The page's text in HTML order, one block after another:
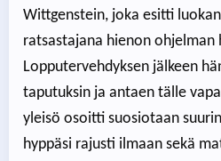
Wittgenstein, joka esitti
ratsastajana hienon ohjelman
Lopputervehdyksen jälkeen
taputuksin ja antaen tälle
yleisö osoitti suosiotaan
hyppäsi rajusti ilmaan sekä